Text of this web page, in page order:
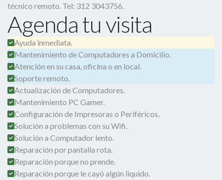
técnico remoto. Tel: 312 3043756.
Agenda tu visita
Ayuda inmediata.
Mantenimiento de Computadores a Domicilio.
Atención en su casa, oficina o en local.
Soporte remoto.
Actualización de Computadores.
Mantenimiento PC Gamer.
Configuración de Impresoras o Periféricos.
Solución a problemas con su Wifi.
Solución a Computador lento.
Reparación por pantalla rota.
Reparación porque no prende.
Reparación porque le cayó algún liquido.